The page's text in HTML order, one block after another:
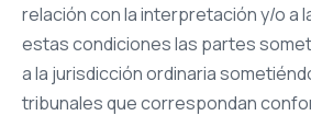
relación con la interpretación y/o a
estas condiciones las partes
a la jurisdicción ordinaria
tribunales que correspondan